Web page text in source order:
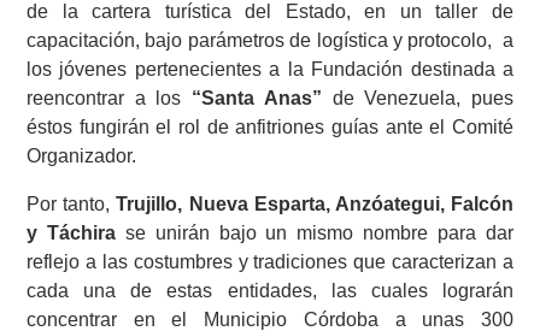
de la cartera turística del Estado, en un taller de
capacitación, bajo parámetros de logística y protocolo, a
los jóvenes pertenecientes a la Fundación destinada a
reencontrar a los “Santa Anas” de Venezuela, pues
éstos fungirán el rol de anfitriones guías ante el Comité
Organizador.
Por tanto,Trujillo, Nueva Esparta, Anzóategui, Falcón
y Táchirase unirán bajo un mismo nombre para dar
reflejo a las costumbres y tradiciones que caracterizan a
cada una de estas entidades, las cuales lograrán
concentrar en el Municipio Córdoba a unas 300